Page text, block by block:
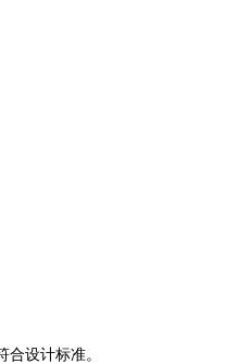
设计标准。